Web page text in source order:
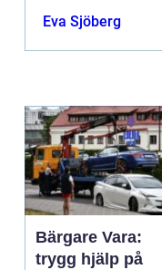
Eva Sjöberg
Bärgare Vara:
trygg hjälp på